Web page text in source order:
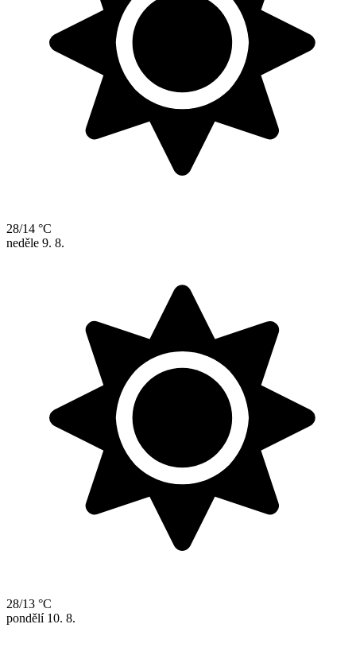
28/14 °C
neděle 9. 8.
28/13 °C
pondělí 10. 8.